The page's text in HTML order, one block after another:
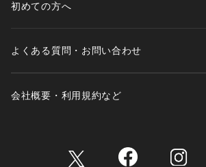
初めての方へ
よくある質問・お問い合わせ
会社概要・利用規約など